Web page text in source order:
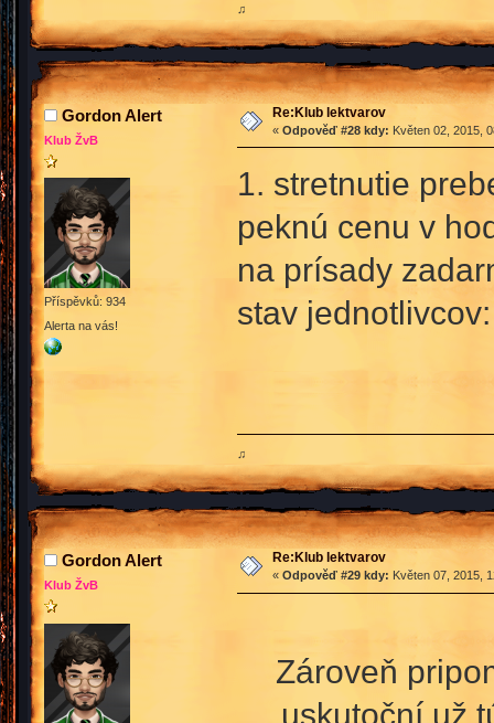
♫
Gordon Alert
Klub ŽvB
Příspěvků: 934
Alerta na vás!
Re:Klub lektvarov
« Odpověď #28 kdy: Květen 02, 2015,
1. stretnutie
peknú cenu v
na prísady
stav jednotlivcov:
♫
Gordon Alert
Klub ŽvB
Re:Klub lektvarov
« Odpověď #29 kdy: Květen 07, 2015,
Zároveň
uskutoční už